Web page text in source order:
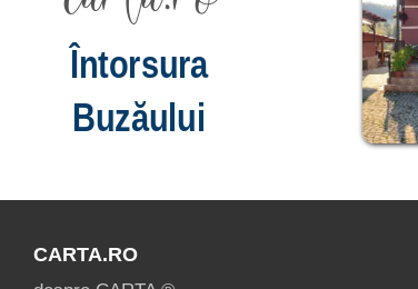
Întorsura
Buzăului
CARTA.RO